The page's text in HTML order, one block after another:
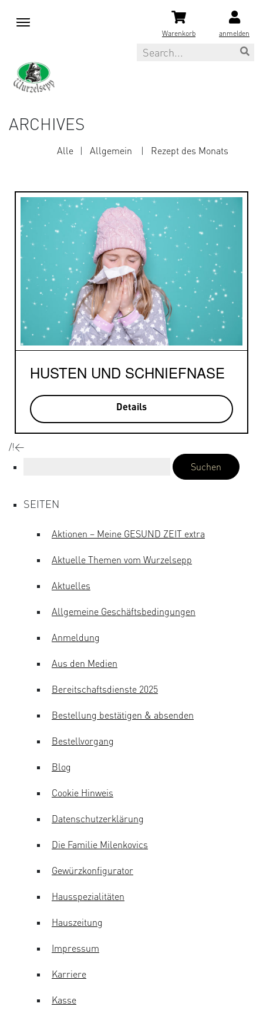
M
Warenkorb anmelden
Search
ARCHIVES
Alle Allgemein Rezept des Monats
HUSTEN UND SCHNIEFNASE
Details
/!<
SEITEN
Aktionen – Meine GESUND ZEIT extra
Aktuelle Themen vom Wurzelsepp
Aktuelles
Allgemeine Geschäftsbedingungen
Anmeldung
Aus den Medien
Bereitschaftsdienste 2025
Bestellung bestätigen & absenden
Bestellvorgang
Blog
Cookie Hinweis
Datenschutzerklärung
Die Familie Milenkovics
Gewürzkonfigurator
Hausspezialitäten
Hauszeitung
Impressum
Karriere
Kasse